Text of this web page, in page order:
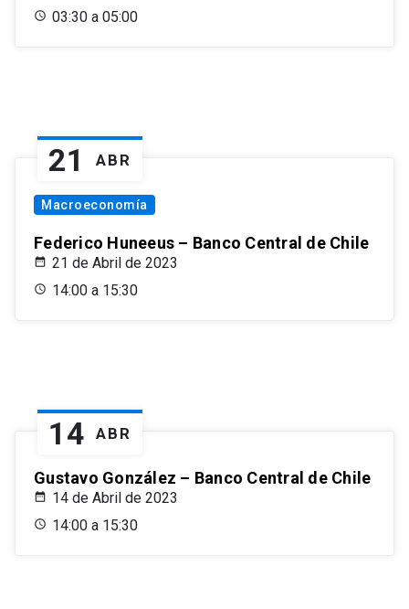
03:30 a 05:00
21 ABR
Macroeconomía
Federico Huneeus – Banco Central de Chile
21 de Abril de 2023
14:00 a 15:30
14 ABR
Gustavo González – Banco Central de Chile
14 de Abril de 2023
14:00 a 15:30